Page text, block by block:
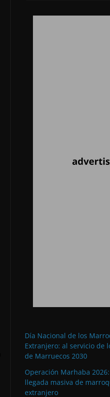
Día Nacional de los
Extranjero: al servicio de
de Marruecos 2030
Operación Marhaba
llegada masiva de
extranjero